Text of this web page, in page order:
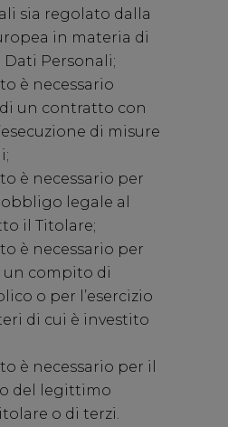
sia regolato dalla
in materia di
Personali;
è necessario
di un contratto con
di misure
è necessario per
legale al
il Titolare;
è necessario per
un compito di
o per l’esercizio
di cui è investito
è necessario per il
del legittimo
o di terzi.